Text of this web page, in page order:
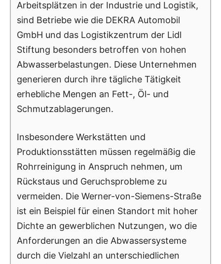
Arbeitsplätzen in der Industrie und Logistik,
sind Betriebe wie die DEKRA Automobil
GmbH und das Logistikzentrum der Lidl
Stiftung besonders betroffen von hohen
Abwasserbelastungen. Diese Unternehmen
generieren durch ihre tägliche Tätigkeit
erhebliche Mengen an Fett-, Öl- und
Schmutzablagerungen.
Insbesondere Werkstätten und
Produktionsstätten müssen regelmäßig die
Rohrreinigung in Anspruch nehmen, um
Rückstaus und Geruchsprobleme zu
vermeiden. Die Werner-von-Siemens-Straße
ist ein Beispiel für einen Standort mit hoher
Dichte an gewerblichen Nutzungen, wo die
Anforderungen an die Abwassersysteme
durch die Vielzahl an unterschiedlichen